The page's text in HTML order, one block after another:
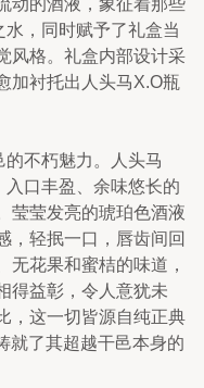
动的酒液，象征着那些
，同时赋予了礼盒当
风格。礼盒内部设计采
加衬托出人头马X.O瓶
不朽魅力。人头马
口丰盈、余味悠长的
莹莹发亮的琥珀色酒液
，轻抿一口，唇齿间回
无花果和蜜桔的味道，
得益彰，令人意犹未
，这一切皆源自纯正典
就了其超越干邑本身的